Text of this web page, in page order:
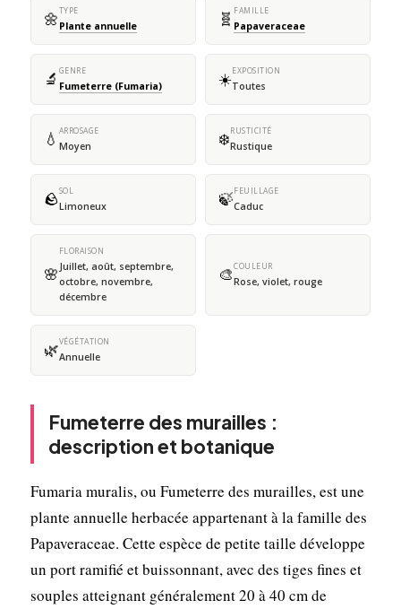
🌼TYPE
Plante annuelle 🧬 FAMILLE
Papaveraceae
🔬 GENRE
Fumeterre (Fumaria) ☀️EXPOSITION
Toutes
💧 ARROSAGE
Moyen ❄️RUSTICITÉ
Rustique
🪨SOL
Limoneux 🍃FEUILLAGE
Caduc
🌸
FLORAISON
Juillet, août, septembre,
octobre, novembre,
décembre
🎨COULEUR
Rose, violet, rouge
🌿VÉGÉTATION
Annuelle
Fumeterre des murailles :
description et botanique
Fumaria muralis, ou Fumeterre des murailles, est une
plante annuelle herbacée appartenant à la famille des
Papaveraceae. Cette espèce de petite taille développe
un port ramifié et buissonnant, avec des tiges fines et
souples atteignant généralement 20 à 40 cm de